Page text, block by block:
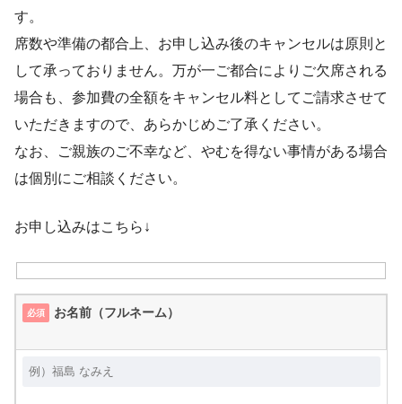
す。
席数や準備の都合上、お申し込み後のキャンセルは原則と
して承っておりません。万が一ご都合によりご欠席される
場合も、参加費の全額をキャンセル料としてご請求させて
いただきますので、あらかじめご了承ください。
なお、ご親族のご不幸など、やむを得ない事情がある場合
は個別にご相談ください。
お申し込みはこちら↓
必須 お名前（フルネーム）